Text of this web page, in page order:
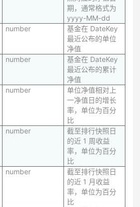
期，通常格式为
yyyy-MM-dd
number
基金在 DateKey
最近公布的单位
净值
number
基金在 DateKey
最近公布的累计
净值
number
单位净值相对上
一净值日的增长
率，单位为百分
比
number
截至排行快照日
的近 1 周收益
率，单位为百分
比
number
截至排行快照日
的近 1 月收益
率，单位为百分
比